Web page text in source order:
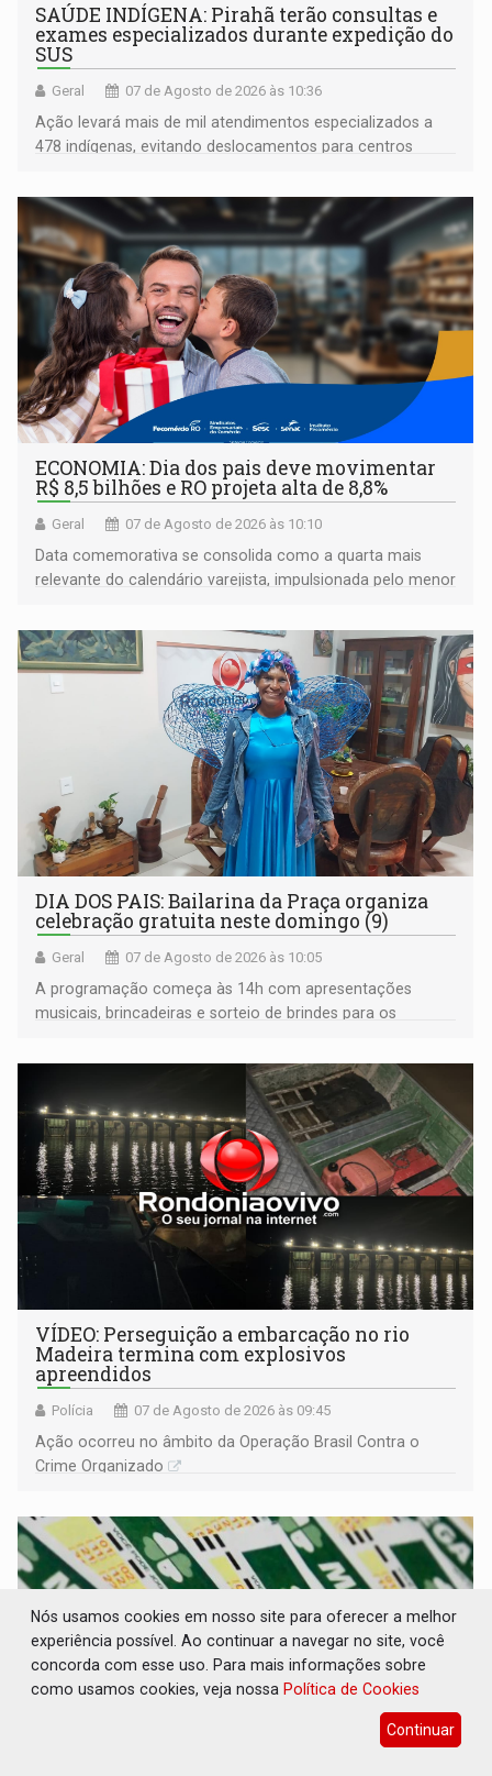
SAÚDE INDÍGENA: Pirahã terão consultas e
exames especializados durante expedição do
SUS
Geral 07 de Agosto de 2026 às 10:36
Ação levará mais de mil atendimentos especializados a
478 indígenas, evitando deslocamentos para centros
ECONOMIA: Dia dos pais deve movimentar
R$ 8,5 bilhões e RO projeta alta de 8,8%
Geral 07 de Agosto de 2026 às 10:10
Data comemorativa se consolida como a quarta mais
relevante do calendário varejista, impulsionada pelo menor
média do trabalhador
DIA DOS PAIS: Bailarina da Praça organiza
celebração gratuita neste domingo (9)
Geral 07 de Agosto de 2026 às 10:05
A programação começa às 14h com apresentações
musicais, brincadeiras e sorteio de brindes para os
bolo e canto de parabéns dedicado aos pais
VÍDEO: Perseguição a embarcação no rio
Madeira termina com explosivos
apreendidos
Polícia 07 de Agosto de 2026 às 09:45
Ação ocorreu no âmbito da Operação Brasil Contra o
Crime Organizado
Nós usamos cookies em nosso site para oferecer a melhor
experiência possível. Ao continuar a navegar no site, você
concorda com esse uso. Para mais informações sobre
como usamos cookies, veja nossa Política de Cookies
Continuar